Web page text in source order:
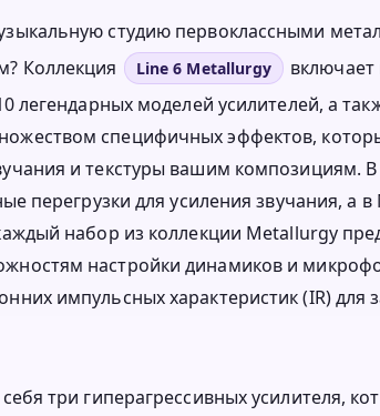
студию первоклассными
Коллекция
Line 6 Metallurgy
легендарных моделей усилителей, а
специфичных эффектов,
и текстуры вашим
перегрузки для усиления звучания, а
набор из коллекции Metallurgy
настройки динамиков и
импульсных характеристик (IR)
три гиперагрессивных усилителя,